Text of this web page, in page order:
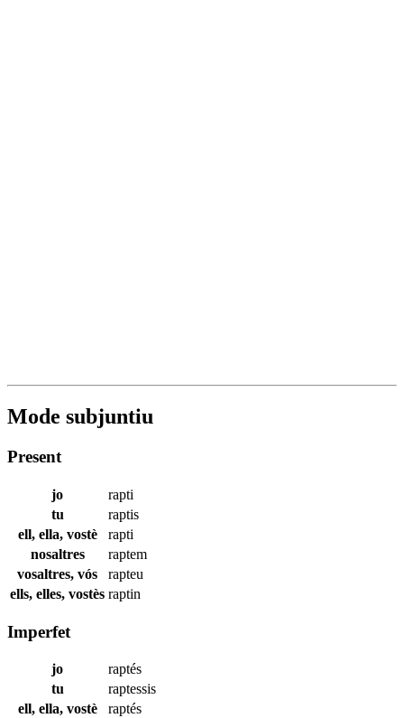
Mode subjuntiu
Present
jo
rapti
tu
raptis
ell, ella, vostè
rapti
nosaltres
raptem
vosaltres, vós
rapteu
ells, elles, vostès raptin
Imperfet
jo
raptés
tu
raptessis
ell, ella, vostè
raptés